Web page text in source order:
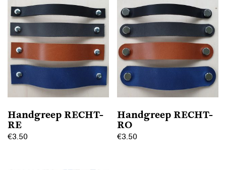
meerdere
variaties.
Deze
optie
kan
gekozen
worden
de
productpagina
meerdere
variaties.
Deze
optie
kan
gekozen
worden
de
productpagina
Handgreep RECHT-
RE
€3.50
Handgreep RECHT-
RO
€3.50